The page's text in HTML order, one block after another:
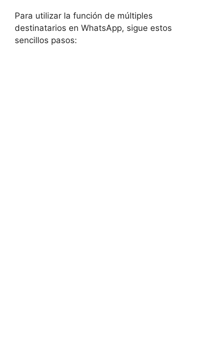
Para utilizar la función de múltiples
destinatarios en WhatsApp, sigue estos
sencillos pasos: